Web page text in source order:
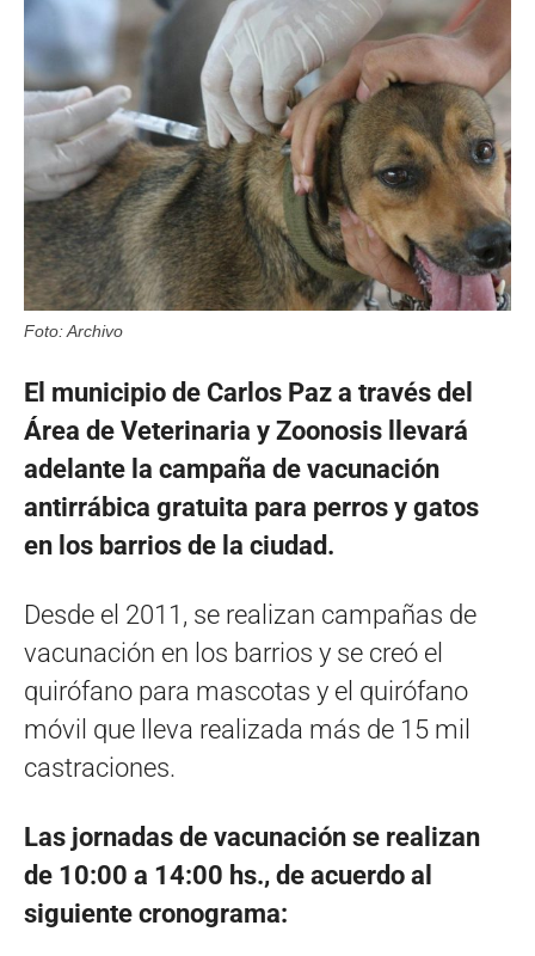
Foto: Archivo
El municipio de Carlos Paz a través del
Área de Veterinaria y Zoonosis llevará
adelante la campaña de vacunación
antirrábica gratuita para perros y gatos
en los barrios de la ciudad.
Desde el 2011, se realizan campañas de
vacunación en los barrios y se creó el
quirófano para mascotas y el quirófano
móvil que lleva realizada más de 15 mil
castraciones.
Las jornadas de vacunación se realizan
de 10:00 a 14:00 hs., de acuerdo al
siguiente cronograma: